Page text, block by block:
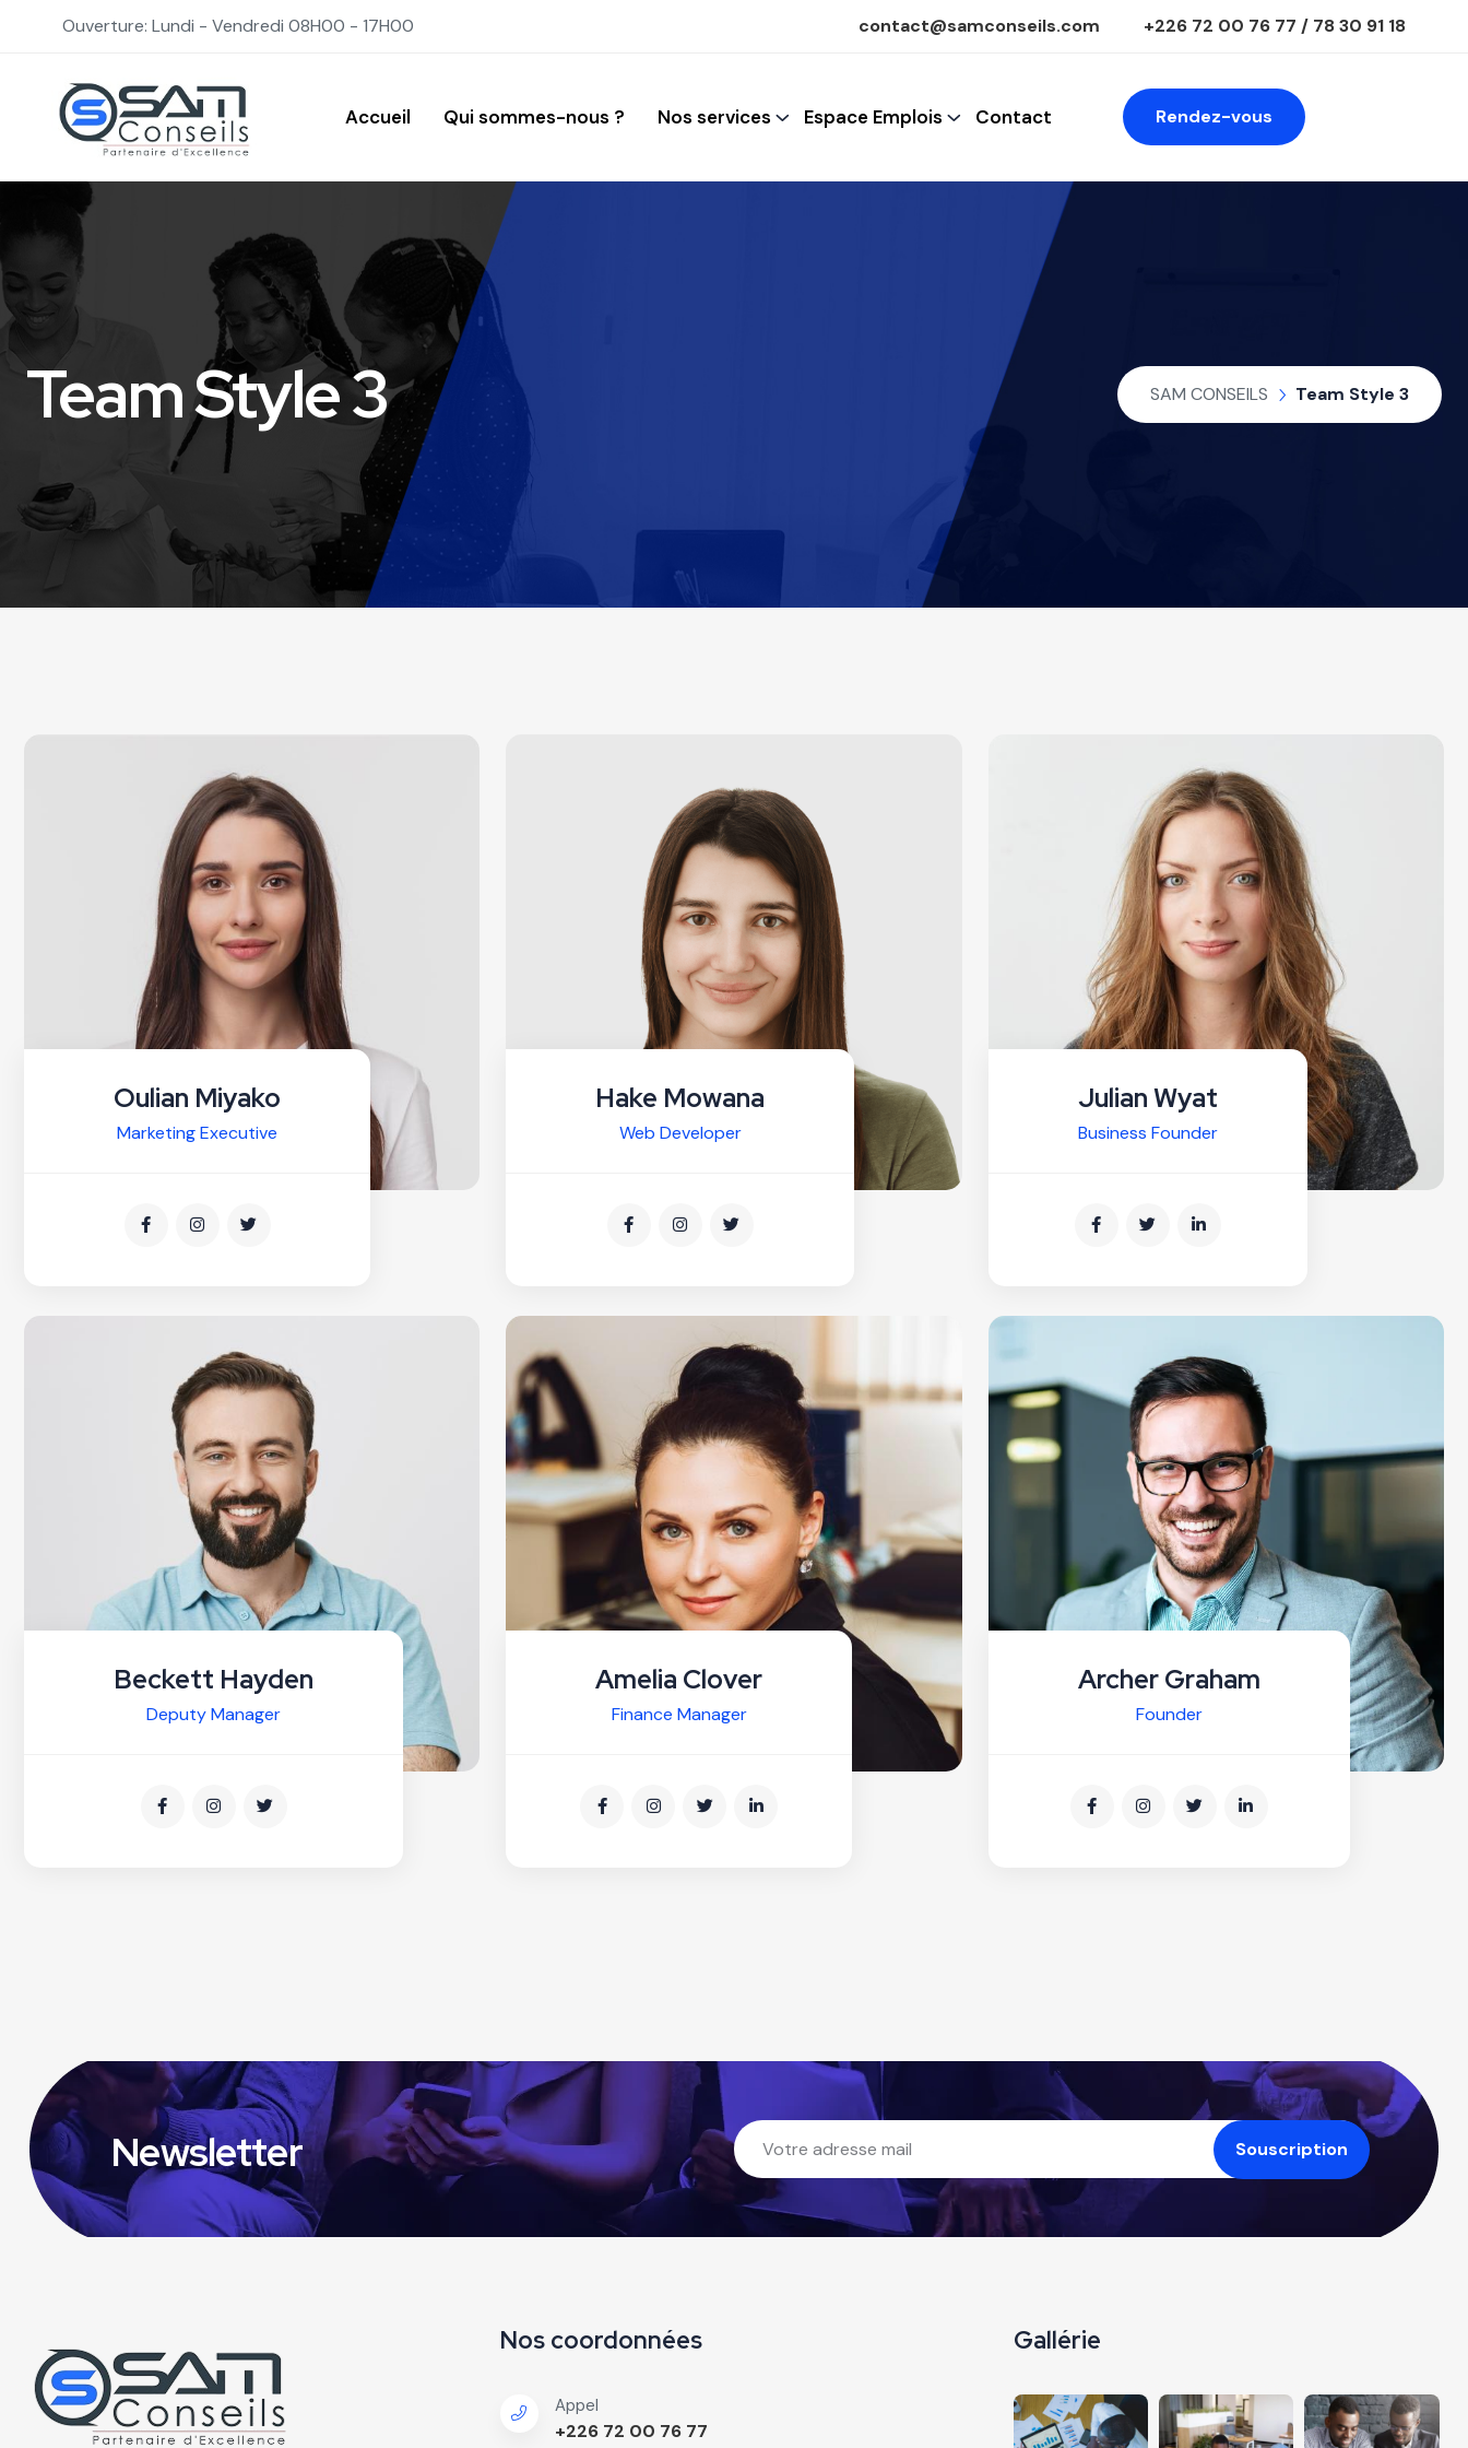
Ouverture: Lundi - Vendredi 08H00 - 17H00 contact@samconseils.com +226 72 00 76 77 / 78 30 91 18
Accueil Qui sommes-nous ? Nos services Espace Emplois Contact Rendez-vous
Team Style 3 SAM CONSEILS Team Style 3
Oulian Miyako
Marketing Executive
Hake Mowana
Web Developer
Julian Wyat
Business Founder
Beckett Hayden
Deputy Manager
Amelia Clover
Finance Manager
Archer Graham
Founder
Newsletter
Nos coordonnées
Appel
+226 72 00 76 77
Gallérie